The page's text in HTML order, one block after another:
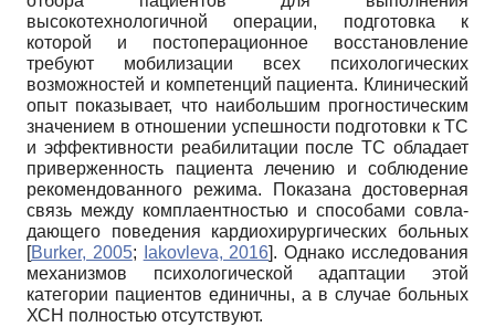
высокотехнологичной операции, подготовка к
которой и посто­перационное восстановление
требуют мобилизации всех психологических
возможностей и компетенций пациента. Клинический
опыт показывает, что наибольшим прогностическим
значением в отношении успешности подготовки к ТС
и эффективности реабилитации после ТС обладает
приверженность пациента лечению и соблюдение
рекомендованного режима. Показана достоверная
связь между комплаентностью и способами совла-
дающего поведения кардиохирургических больных
[Burker, 2005; Iakovleva, 2016]. Однако исследования
механизмов психологической адаптации этой
категории пациентов единичны, а в случае больных
ХСН полностью отсутствуют.